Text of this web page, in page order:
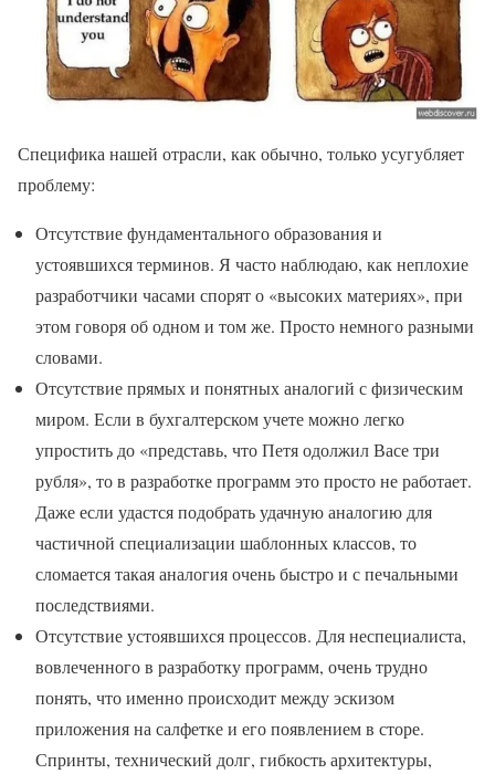
Специфика нашей отрасли, как обычно, только усугубляет
проблему:
Отсутствие фундаментального образования и
устоявшихся терминов. Я часто наблюдаю, как неплохие
разработчики часами спорят о «высоких материях», при
этом говоря об одном и том же. Просто немного разными
словами.
Отсутствие прямых и понятных аналогий с физическим
миром. Если в бухгалтерском учете можно легко
упростить до «представь, что Петя одолжил Васе три
рубля», то в разработке программ это просто не работает.
Даже если удастся подобрать удачную аналогию для
частичной специализации шаблонных классов, то
сломается такая аналогия очень быстро и с печальными
последствиями.
Отсутствие устоявшихся процессов. Для неспециалиста,
вовлеченного в разработку программ, очень трудно
понять, что именно происходит между эскизом
приложения на салфетке и его появлением в сторе.
Спринты, технический долг, гибкость архитектуры,